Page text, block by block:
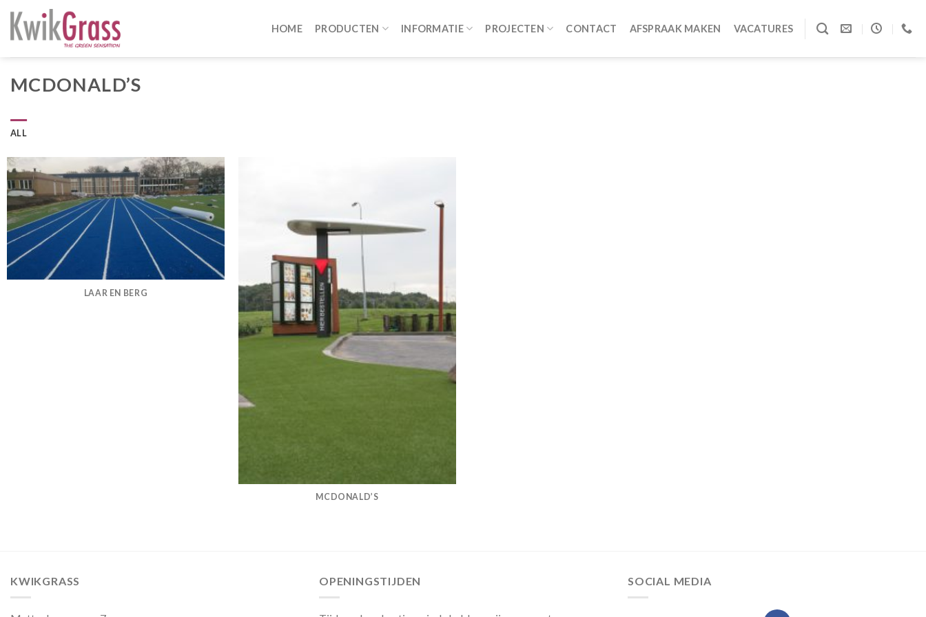
content
HOME PRODUCTEN INFORMATIE PROJECTEN CONTACT AFSPRAAK MAKEN VACATURES
MCDONALD’S
ALL
LAAR EN BERG
MCDONALD’S
KWIKGRASS OPENINGSTIJDEN SOCIAL MEDIA